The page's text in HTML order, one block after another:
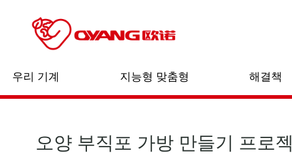
우리 기계 지능형 맞춤형 해결책
오양 부직포 가방 만들기 프로